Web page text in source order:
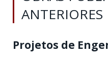
ANTERIORES
Projetos de